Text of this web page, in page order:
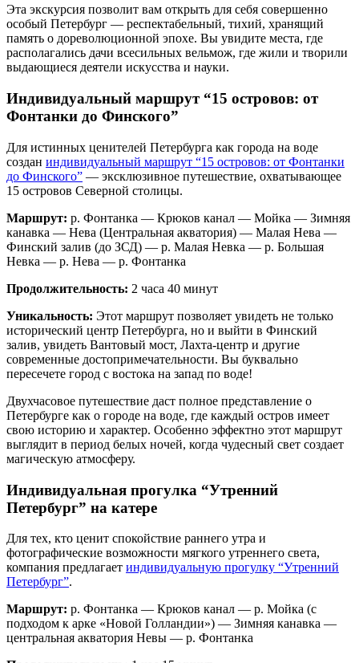
Эта экскурсия позволит вам открыть для себя совершенно
особый Петербург — респектабельный, тихий, хранящий
память о дореволюционной эпохе. Вы увидите места, где
располагались дачи всесильных вельмож, где жили и творили
выдающиеся деятели искусства и науки.
Индивидуальный маршрут “15 островов: от
Фонтанки до Финского”
Для истинных ценителей Петербурга как города на воде
создан индивидуальный маршрут “15 островов: от Фонтанки
до Финского” — эксклюзивное путешествие, охватывающее
15 островов Северной столицы.
Маршрут: р. Фонтанка — Крюков канал — Мойка — Зимняя
канавка — Нева (Центральная акватория) — Малая Нева —
Финский залив (до ЗСД) — р. Малая Невка — р. Большая
Невка — р. Нева — р. Фонтанка
Продолжительность: 2 часа 40 минут
Уникальность: Этот маршрут позволяет увидеть не только
исторический центр Петербурга, но и выйти в Финский
залив, увидеть Вантовый мост, Лахта-центр и другие
современные достопримечательности. Вы буквально
пересечете город с востока на запад по воде!
Двухчасовое путешествие даст полное представление о
Петербурге как о городе на воде, где каждый остров имеет
свою историю и характер. Особенно эффектно этот маршрут
выглядит в период белых ночей, когда чудесный свет создает
магическую атмосферу.
Индивидуальная прогулка “Утренний
Петербург” на катере
Для тех, кто ценит спокойствие раннего утра и
фотографические возможности мягкого утреннего света,
компания предлагает индивидуальную прогулку “Утренний
Петербург”.
Маршрут: р. Фонтанка — Крюков канал — р. Мойка (с
подходом к арке «Новой Голландии») — Зимняя канавка —
центральная акватория Невы — р. Фонтанка